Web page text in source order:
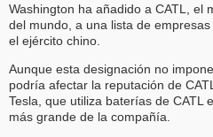
Washington ha añadido a CATL, el
del mundo, a una lista de
el ejército chino.
Aunque esta designación no
podría afectar la reputación de
Tesla, que utiliza baterías de CATL
más grande de la compañía.